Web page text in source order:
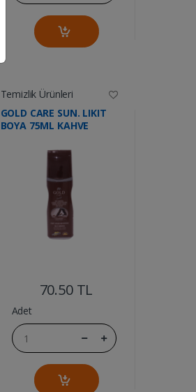
Temizlik Ürünleri
GOLD CARE SUN. LIKIT
BOYA 75ML KAHVE
70.50 TL
Adet